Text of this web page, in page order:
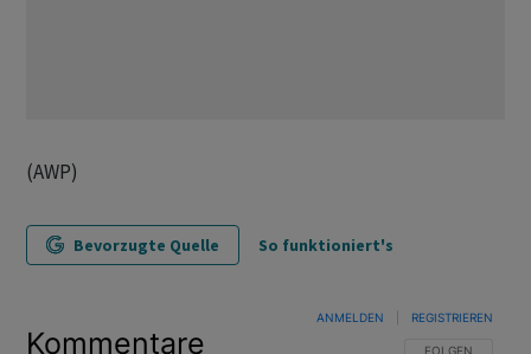
(AWP)
Bevorzugte Quelle So funktioniert's
Kommentare FOLGE DIESER
FOLGEN
ANMELDEN REGISTRIEREN